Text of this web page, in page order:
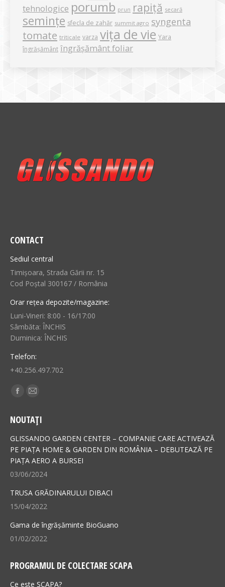
tehnologice porumb prun rapiță secară
semințe sfecla de zahăr summit agro syngenta
tomate triticale varza vița de vie Yara
îngrășământ îngrășământ foliar
CONTACT
Sediul central
Timișoara, Strada Gării nr. 15
Cod Poștal 300167 / România
Orar rețea depozite/magazine:
Luni-Vineri: 8:00 - 16/17:00
Sâmbăta: ÎNCHIS
Duminica: ÎNCHIS
Telefon:
+40.256.497.702
Find us on:
Facebook
opens
in
new
window
Mail
opens
in
new
window
NOUTAȚI
GLISSANDO GARDEN CENTER – COMPANIE CARE ACTIVEAZĂ
PE PIAȚA HOME & GARDEN DIN ROMÂNIA – DEBUTEAZĂ PE
PIAȚA AERO A BURSEI
03/06/2024
TRUSA GRĂDINARULUI DIBACI
15/04/2022
Gama de îngrășăminte BioGuano
01/02/2022
PROGRAMUL DE COLECTARE SCAPA
Ce este SCAPA?